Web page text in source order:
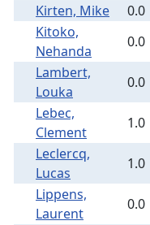
Kirten, Mike
0.0
Kitoko,
Nehanda
0.0
Lambert,
Louka
0.0
Lebec,
Clement
1.0
Leclercq,
Lucas
1.0
Lippens,
Laurent
0.0